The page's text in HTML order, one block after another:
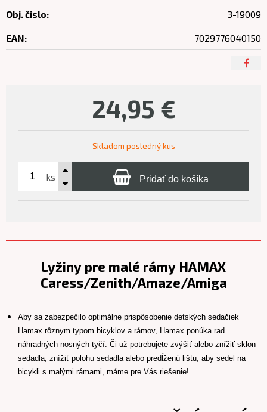
24,95 €
Skladom posledný kus
ks Pridať do košíka
Obj. čislo: 3-19009
EAN: 7029776040150
Lyžiny pre malé rámy HAMAX
Caress/Zenith/Amaze/Amiga
Aby sa zabezpečilo optimálne prispôsobenie detských sedačiek
Hamax rôznym typom bicyklov a rámov, Hamax ponúka rad
náhradných nosných tyčí. Či už potrebujete zvýšiť alebo znížiť sklon
sedadla, znížiť polohu sedadla alebo predĺženú lištu, aby sedel na
bicykli s malými rámami, máme pre Vás riešenie!